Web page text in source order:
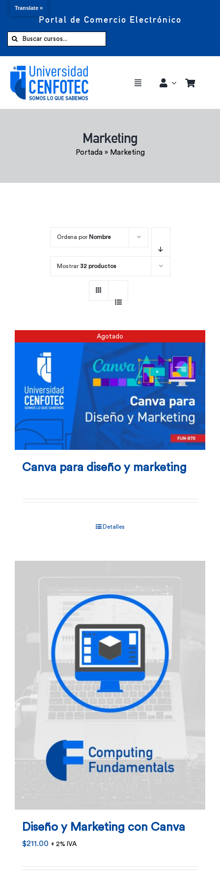
Portal de Comercio Electrónico
Buscar:
Toggle
Comprar ahora
Marketing
Portada» Marketing
Ordena por Nombre
Mostrar 32 productos
Agotado
Canva para diseño y marketing
Detalles
Diseño y Marketing con Canva
$211.00 + 2% IVA
Translate »